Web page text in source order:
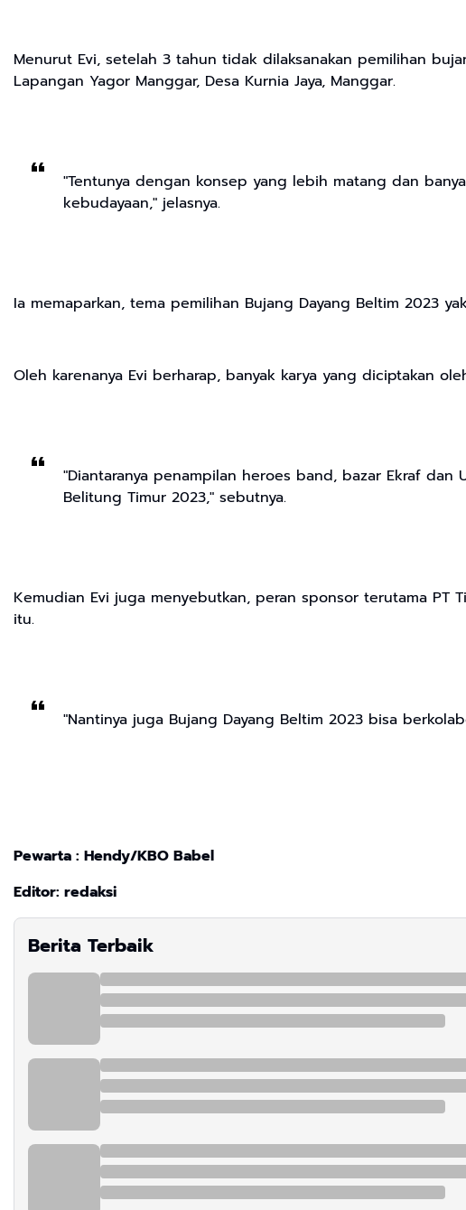
Menurut Evi, setelah 3 tahun tidak dilaksanakan pemilihan
Lapangan Yagor Manggar, Desa Kurnia Jaya, Manggar.
"Tentunya dengan konsep yang lebih matang dan
kebudayaan," jelasnya.
Ia memaparkan, tema pemilihan Bujang Dayang Beltim 2023
Oleh karenanya Evi berharap, banyak karya yang diciptakan
"Diantaranya penampilan heroes band, bazar Ekraf dan
Belitung Timur 2023," sebutnya.
Kemudian Evi juga menyebutkan, peran sponsor terutama PT
itu.
"Nantinya juga Bujang Dayang Beltim 2023 bisa
Pewarta : Hendy/KBO Babel
Editor: redaksi
Berita Terbaik